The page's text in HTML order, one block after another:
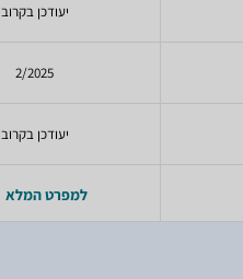
יעודכן בקרוב
2/2025
יעודכן בקרוב
למפרט המלא